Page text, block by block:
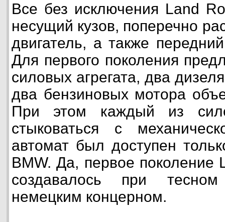
Все без исключения Land
несущий кузов, поперечно
двигатель, а также
Для первого поколения
силовых агрегата, два
два бензиновых мотора
При этом каждый из
стыковаться с
автомат был доступен
BMW. Да, первое поколение
создавалось при
немецким концерном.